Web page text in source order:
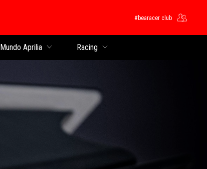
#bearacer club
Mundo Aprilia Racing